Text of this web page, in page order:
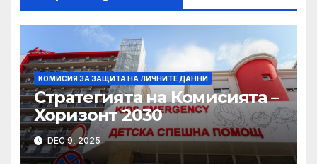
КОМИСИЯ ЗА ЗАЩИТА НА ЛИЧНИТЕ ДАННИ
Стратегията на Комисията –
Хоризонт 2030
DEC 9, 2025